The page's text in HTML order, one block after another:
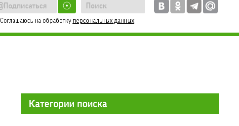
☉
Соглашаюсь на обработку персональных данных
Категории поиска